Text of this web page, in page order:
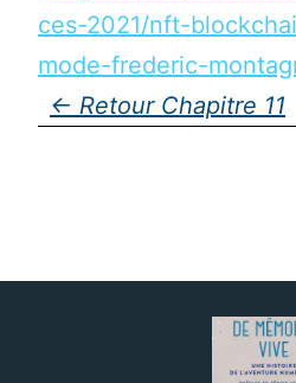
ces-2021/nft-
mode-frederic-
Chapitre 11